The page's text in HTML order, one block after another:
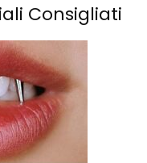
Consigliati